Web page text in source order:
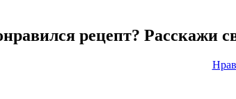
рецепт? Расскажи